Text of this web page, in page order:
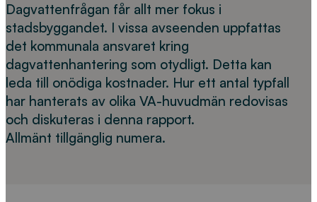
Dagvattenfrågan får allt mer fokus i
stadsbyggandet. I vissa avseenden uppfattas
det kommunala ansvaret kring
dagvattenhantering som otydligt. Detta kan
leda till onödiga kostnader. Hur ett antal typfall
har hanterats av olika VA-huvudmän redovisas
och diskuteras i denna rapport.
Allmänt tillgänglig numera.